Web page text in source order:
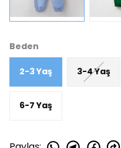
Beden
2-3 Yaş 3-4 Yaş
6-7 Yaş